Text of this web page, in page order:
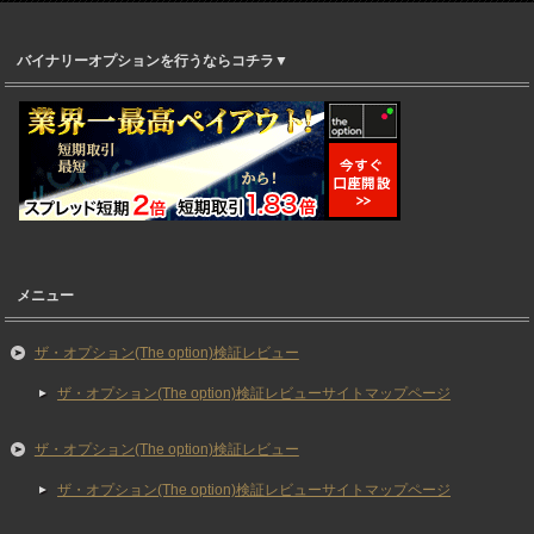
バイナリーオプションを行うならコチラ▼
メニュー
ザ・オプション(The option)検証レビュー
ザ・オプション(The option)検証レビューサイトマップページ
ザ・オプション(The option)検証レビュー
ザ・オプション(The option)検証レビューサイトマップページ